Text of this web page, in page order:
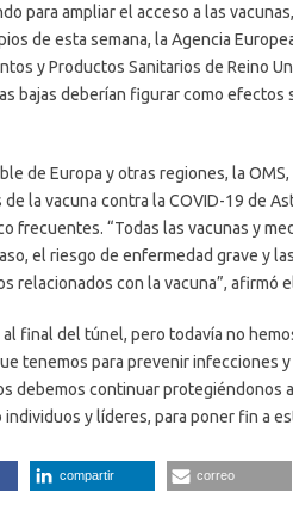
para ampliar el acceso a las
de esta semana, la Agencia
y Productos Sanitarios de Reino
bajas deberían figurar como efectos
de Europa y otras regiones, la OMS,
la vacuna contra la COVID-19 de
frecuentes. “Todas las vacunas y
el riesgo de enfermedad grave y
relacionados con la vacuna”, afirmó
final del túnel, pero todavía no
tenemos para prevenir infecciones
debemos continuar protegiéndonos
y líderes, para poner fin a
compartir correo